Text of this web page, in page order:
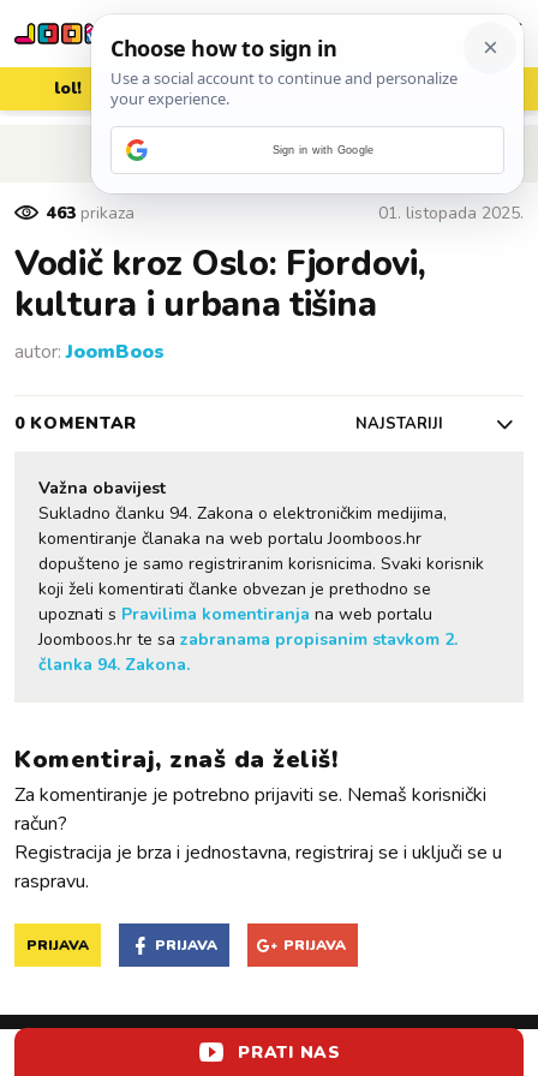
lol! aww vrh! woot?!
POVRATAK NA ČLANAK
463 prikaza 01. listopada 2025.
Vodič kroz Oslo: Fjordovi,
kultura i urbana tišina
autor:JoomBoos
0 KOMENTAR NAJSTARIJI
Važna obavijest
Sukladno članku 94. Zakona o elektroničkim medijima,
komentiranje članaka na web portalu Joomboos.hr
dopušteno je samo registriranim korisnicima. Svaki korisnik
koji želi komentirati članke obvezan je prethodno se
upoznati s Pravilima komentiranja na web portalu
Joomboos.hr te sa zabranama propisanim stavkom 2.
članka 94. Zakona.
Komentiraj, znaš da želiš!
Za komentiranje je potrebno prijaviti se. Nemaš korisnički
račun?
Registracija je brza i jednostavna, registriraj se i uključi se u
raspravu.
PRIJAVA PRIJAVA PRIJAVA
PRATI NAS
Sign in with Google